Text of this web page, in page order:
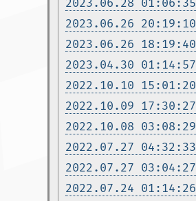
2023.06.28 01:06:35
2023.06.26 20:19:10
2023.06.26 18:19:40
2023.04.30 01:14:57
2022.10.10 15:01:20
2022.10.09 17:30:27
2022.10.08 03:08:29
2022.07.27 04:32:33
2022.07.27 03:04:27
2022.07.24 01:14:26